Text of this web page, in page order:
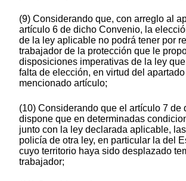
(9) Considerando que, con arreglo al
artículo 6 de dicho Convenio, la
de la ley aplicable no podrá tener por
trabajador de la protección que le
disposiciones imperativas de la ley
falta de elección, en virtud del apartado
mencionado artículo;
(10) Considerando que el artículo 7 de
dispone que en determinadas
junto con la ley declarada aplicable,
policía de otra ley, en particular la del
cuyo territorio haya sido desplazado
trabajador;